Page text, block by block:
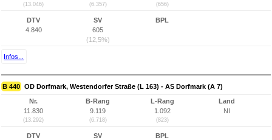
(13.046) (6.357) (656)
DTV
4.840
SV
605
(12,5%)
BPL
Infos...
B 440 OD Dorfmark, Westendorfer Straße (L 163) - AS Dorfmark (A 7)
Nr.
11.830
(13.292)
B-Rang
9.119
(6.718)
L-Rang
1.092
(823)
Land
NI
DTV
SV
BPL